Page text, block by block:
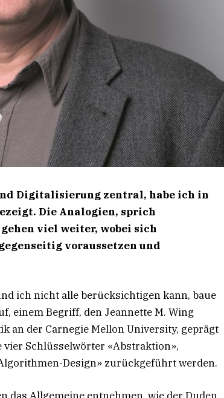
Digitalisierung zentral, habe ich in
Die Analogien, sprich
viel weiter, wobei sich
voraussetzen und
ich nicht alle berücksichtigen kann, baue
einem Begriff, den Jeannette M. Wing
an der Carnegie Mellon University, geprägt
Schlüsselwörter «Abstraktion»,
Design» zurückgeführt werden.